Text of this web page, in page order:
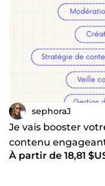
sephoraJ
Je vais booster
contenu
À partir de 18,81